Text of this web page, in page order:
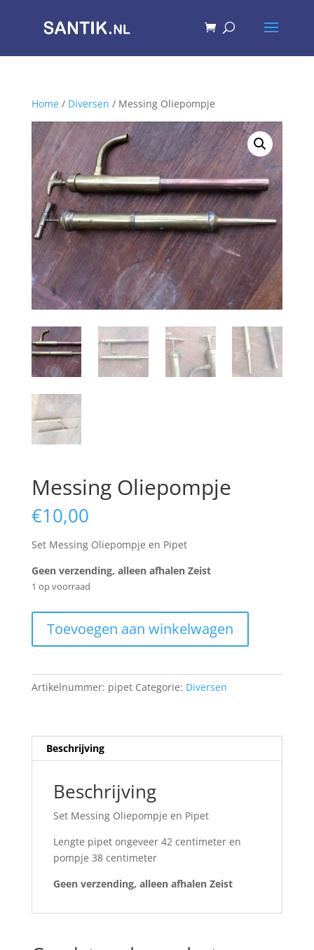
Home/ Diversen / Messing Oliepompje
Messing Oliepompje
€10,00
Set Messing Oliepompje en Pipet
Geen verzending, alleen afhalen Zeist
1 op voorraad
Oliepompje
Toevoegen aan winkelwagen
Artikelnummer: pipet Categorie: Diversen
Beschrijving
Beschrijving
Set Messing Oliepompje en Pipet
Lengte pipet ongeveer 42 centimeter en
pompje 38 centimeter
Geen verzending, alleen afhalen Zeist